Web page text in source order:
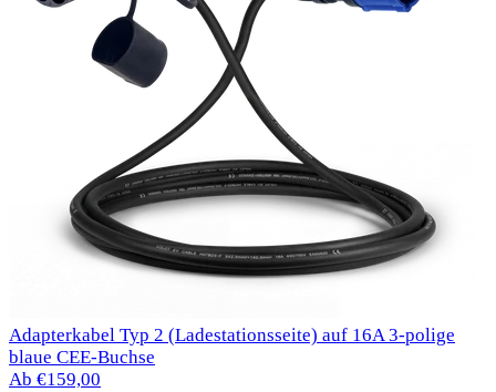
Adapterkabel Typ 2 (Ladestationsseite) auf 16A 3-polige
blaue CEE-Buchse
Ab €159,00